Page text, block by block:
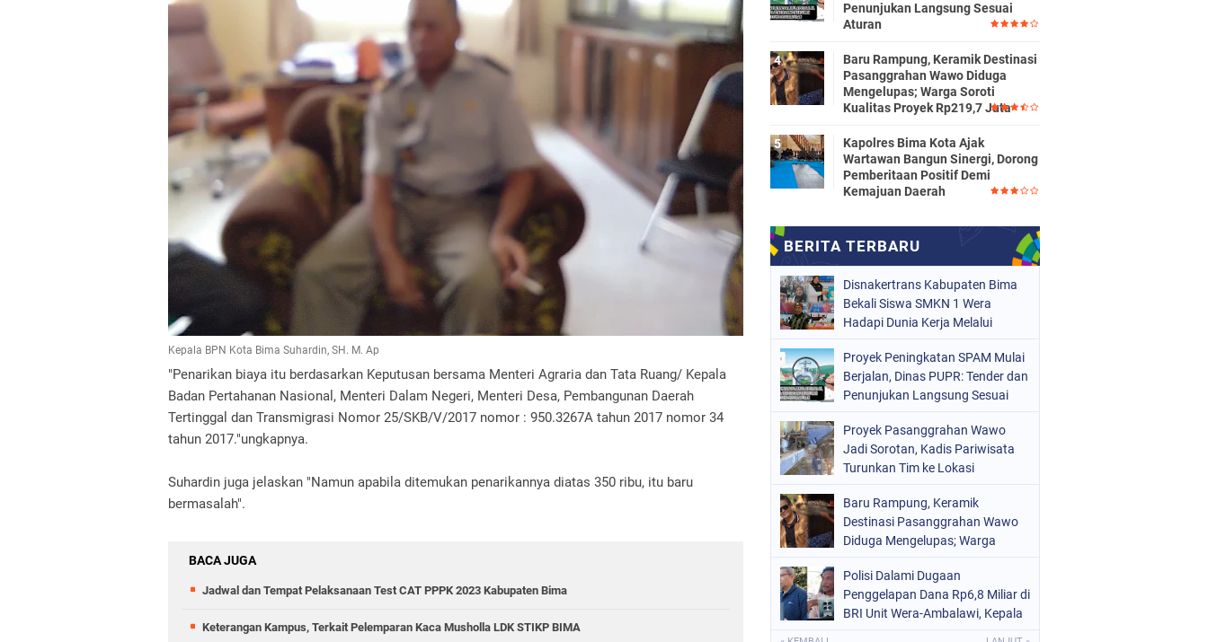
Kepala BPN Kota Bima Suhardin, SH. M. Ap
"Penarikan biaya itu berdasarkan Keputusan bersama Menteri Agraria dan Tata Ruang/ Kepala
Badan Pertahanan Nasional, Menteri Dalam Negeri, Menteri Desa, Pembangunan Daerah
Tertinggal dan Transmigrasi Nomor 25/SKB/V/2017 nomor : 950.3267A tahun 2017 nomor 34
tahun 2017."ungkapnya.
Suhardin juga jelaskan "Namun apabila ditemukan penarikannya diatas 350 ribu, itu baru
bermasalah".
BACA JUGA
Jadwal dan Tempat Pelaksanaan Test CAT PPPK 2023 Kabupaten Bima
Keterangan Kampus, Terkait Pelemparan Kaca Musholla LDK STIKP BIMA
Penunjukan Langsung Sesuai
Aturan
Baru Rampung, Keramik Destinasi
Pasanggrahan Wawo Diduga
Mengelupas; Warga Soroti
Kualitas Proyek Rp219,7 Juta
Kapolres Bima Kota Ajak
Wartawan Bangun Sinergi, Dorong
Pemberitaan Positif Demi
Kemajuan Daerah
Disnakertrans Kabupaten Bima
Bekali Siswa SMKN 1 Wera
Hadapi Dunia Kerja Melalui
Proyek Peningkatan SPAM Mulai
Berjalan, Dinas PUPR: Tender dan
Penunjukan Langsung Sesuai
Proyek Pasanggrahan Wawo
Jadi Sorotan, Kadis Pariwisata
Turunkan Tim ke Lokasi
Baru Rampung, Keramik
Destinasi Pasanggrahan Wawo
Diduga Mengelupas; Warga
Juta
Polisi Dalami Dugaan
Penggelapan Dana Rp6,8 Miliar di
BRI Unit Wera-Ambalawi, Kepala